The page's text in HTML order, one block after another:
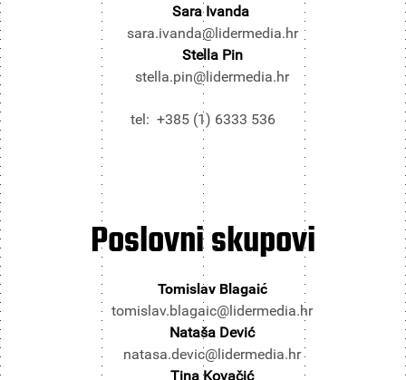
Sara Ivanda
sara.ivanda@lidermedia.hr
Stella Pin
stella.pin@lidermedia.hr
tel: +385 (1) 6333 536
Poslovniskupovi
Tomislav Blagaić
tomislav.blagaic@lidermedia.hr
Nataša Dević
natasa.devic@lidermedia.hr
Tina Kovačić